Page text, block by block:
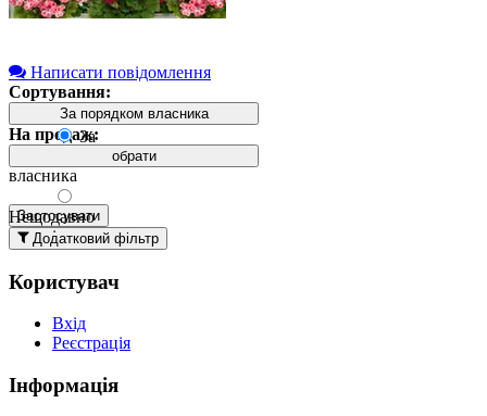
Написати повідомлення
Сортування:
За порядком власника
За
власника
Нещодавно
додані
вгорі
Давно
додані
За
назвою А-
Я
На продаж:
обрати
Застосувати
Додатковий фільтр
Користувач
Вхід
Реєстрація
Інформація